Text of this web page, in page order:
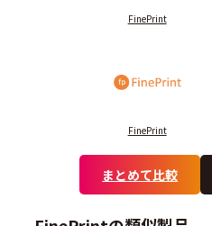
FinePrint
FinePrint
まとめて比較